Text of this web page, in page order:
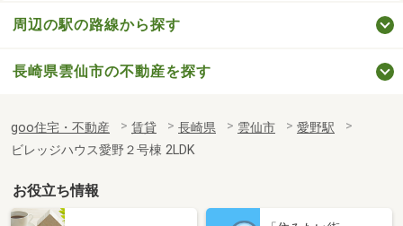
周辺の駅の路線から探す
長崎県雲仙市の不動産を探す
goo住宅・不動産 賃貸 長崎県 雲仙市
愛野駅
ビレッジハウス愛野２号棟 2LDK
お役立ち情報